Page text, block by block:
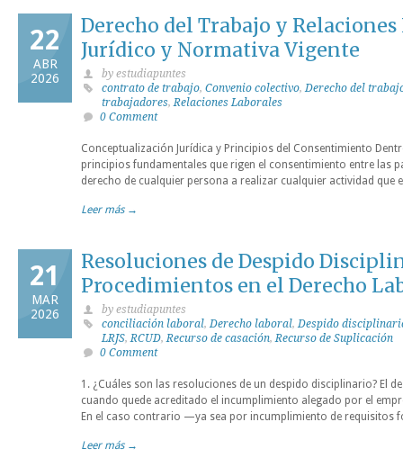
22
ABR
2026
Derecho del Trabajo y
Jurídico y Normativa Vigente
by estudiapuntes
contrato de trabajo, Convenio colectivo,Derecho del
trabajadores,Relaciones Laborales
0 Comment
Conceptualización Jurídica y Principios del Consentimiento
principios fundamentales que rigen el consentimiento entre las
derecho de cualquier persona a realizar cualquier actividad que
Leer más →
21
MAR
2026
Resoluciones de Despido
Procedimientos en el Derecho
by estudiapuntes
conciliación laboral,Derecho laboral,Despido
LRJS,RCUD,Recurso de casación,Recurso de Suplicación
0 Comment
1. ¿Cuáles son las resoluciones de un despido disciplinario? El
cuando quede acreditado el incumplimiento alegado por el
En el caso contrario —ya sea por incumplimiento de requisitos
Leer más →